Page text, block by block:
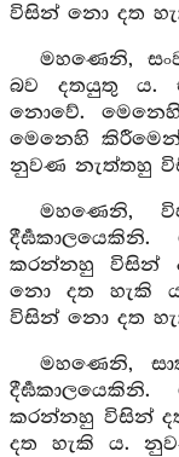
විසින් නො දත
මහණෙනි,
බව දතයුතු ය.
නොවේ.
මෙනෙහි
නුවණ නැත්තහු
මහණෙනි,
කරන්නහු විසින්
නො දත හැකි
විසින් නො දත
මහණෙනි,
කරන්නහු විසින්
දත හැකි ය.